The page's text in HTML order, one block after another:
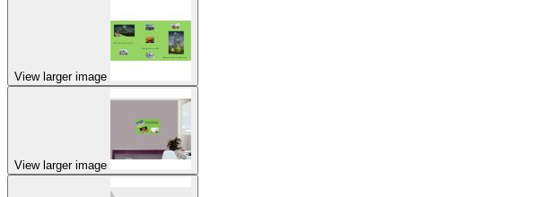
View larger image
View larger image